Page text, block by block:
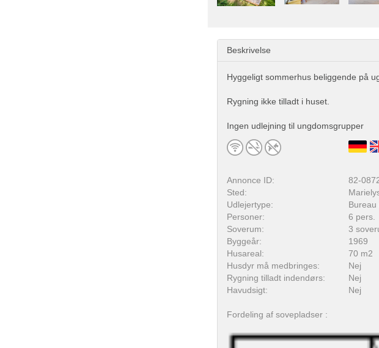
Beskrivelse
Hyggeligt sommerhus beliggende på
Rygning ikke tilladt i huset.
Ingen udlejning til ungdomsgrupper
Annonce ID:
82-
Sted:
Udlejertype:
Bureau
Personer:
6 pers.
Soverum:
3
Byggeår:
1969
Husareal:
70 m2
Husdyr må medbringes:
Nej
Rygning tilladt indendørs:
Nej
Havudsigt:
Nej
Fordeling af sovepladser :